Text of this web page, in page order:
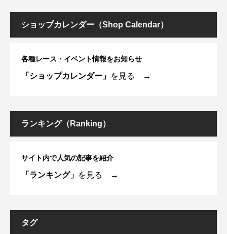
ショップカレンダー（Shop Calendar）
各種レース・イベント情報をお知らせ
「ショップカレンダー」 を見る →
ランキング（Ranking）
サイト内で人気の記事を紹介
「ランキング」 を見る →
タグ